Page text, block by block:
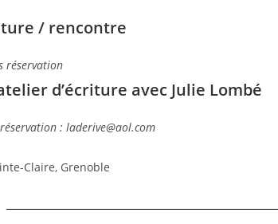
/ rencontre
réservation
d’écriture avec Julie Lombé
: laderive@aol.com
Claire, Grenoble